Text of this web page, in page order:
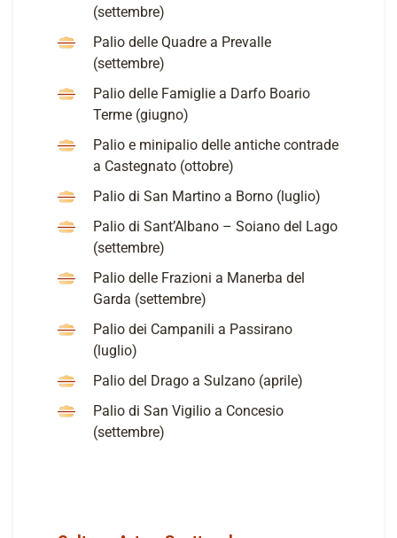
(settembre)
Palio delle Quadre a Prevalle
(settembre)
Palio delle Famiglie a Darfo Boario
Terme (giugno)
Palio e minipalio delle antiche contrade
a Castegnato (ottobre)
Palio di San Martino a Borno (luglio)
Palio di Sant’Albano – Soiano del Lago
(settembre)
Palio delle Frazioni a Manerba del
Garda (settembre)
Palio dei Campanili a Passirano
(luglio)
Palio del Drago a Sulzano (aprile)
Palio di San Vigilio a Concesio
(settembre)